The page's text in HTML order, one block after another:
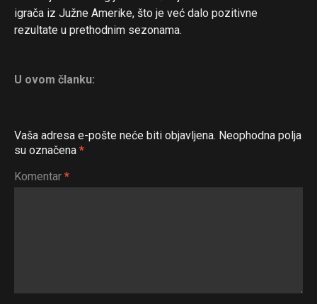
igrača iz Južne Amerike, što je već dalo pozitivne
rezultate u prethodnim sezonama.
U ovom članku:
Vaša adresa e-pošte neće biti objavljena. Neophodna polja
su označena *
Komentar *